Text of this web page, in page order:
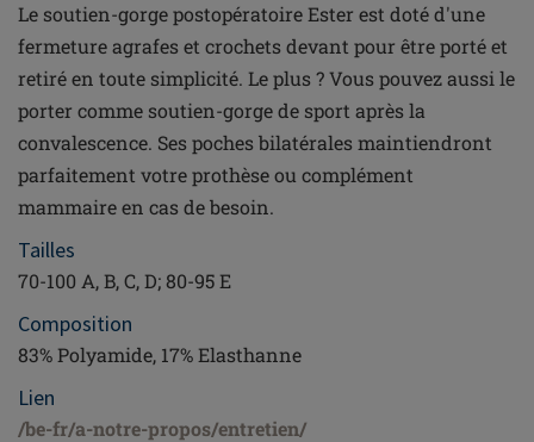
Le soutien-gorge postopératoire Ester est doté d'une
fermeture agrafes et crochets devant pour être porté et
retiré en toute simplicité. Le plus ? Vous pouvez aussi le
porter comme soutien-gorge de sport après la
convalescence. Ses poches bilatérales maintiendront
parfaitement votre prothèse ou complément
mammaire en cas de besoin.
Tailles
70-100 A, B, C, D; 80-95 E
Composition
83% Polyamide, 17% Elasthanne
Lien
/be-fr/a-notre-propos/entretien/